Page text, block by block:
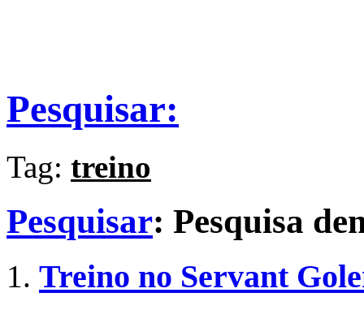
Pesquisar:
Tag: treino
Pesquisar: Pesquisa
Treino no Servant